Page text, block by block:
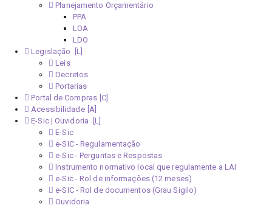
Planejamento Orçamentário
PPA
LOA
LDO
Legislação
Leis
Decretos
Portarias
Portal de Compras
Acessibilidade
E-Sic | Ouvidoria
E-Sic
e-SIC - Regulamentação
e-Sic - Perguntas e Respostas
Instrumento normativo local que regulamente a LAI
e-Sic - Rol de informações (12 meses)
e-SIC - Rol de documentos (Grau Sigilo)
Ouvidoria